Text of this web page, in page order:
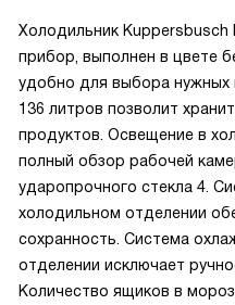
Холодильник Kuppersbusch
прибор, выполнен в цвете
удобно для выбора нужных
136 литров позволит
продуктов. Освещение в
полный обзор рабочей
ударопрочного стекла 4.
холодильном отделении
сохранность. Система
отделении исключает
Количество ящиков в